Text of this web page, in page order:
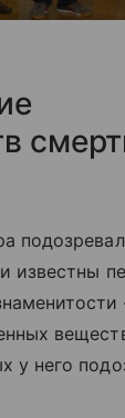
известны
у него